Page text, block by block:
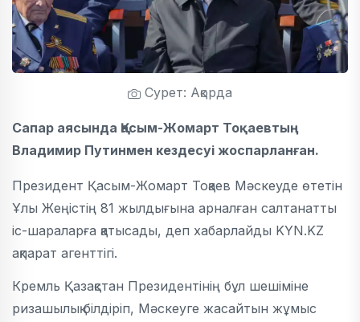
Сурет: Ақорда
Сапар аясында Қасым-Жомарт Тоқаевтың
Владимир Путинмен кездесуі жоспарланған.
Президент Қасым-Жомарт Тоқаев Мәскеуде өтетін
Ұлы Жеңістің 81 жылдығына арналған салтанатты
іс-шараларға қатысады, деп хабарлайды KYN.KZ
ақпарат агенттігі.
Кремль Қазақстан Президентінің бұл шешіміне
ризашылық білдіріп, Мәскеуге жасайтын жұмыс